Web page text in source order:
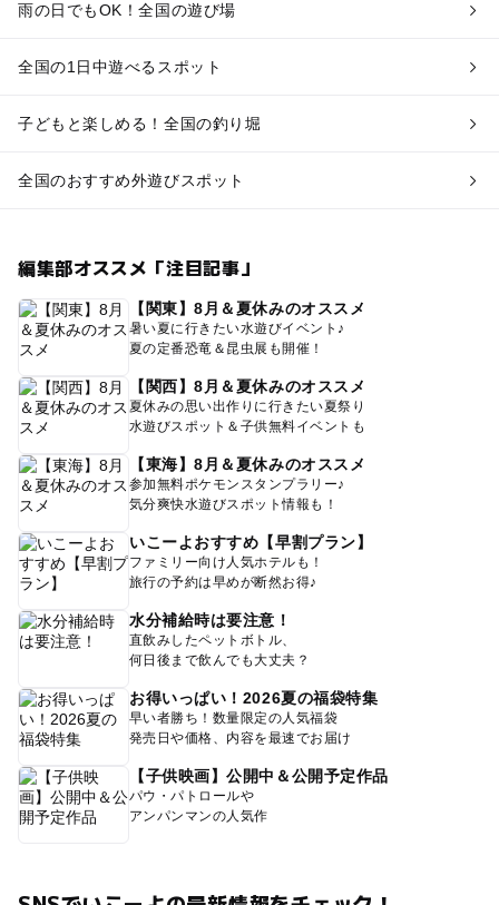
雨の日でもOK！全国の遊び場
全国の1日中遊べるスポット
子どもと楽しめる！全国の釣り堀
全国のおすすめ外遊びスポット
編集部オススメ「注目記事」
【関東】8月＆夏休みのオススメ
暑い夏に行きたい水遊びイベント♪
夏の定番恐竜＆昆虫展も開催！
【関西】8月＆夏休みのオススメ
夏休みの思い出作りに行きたい夏祭り
水遊びスポット＆子供無料イベントも
【東海】8月＆夏休みのオススメ
参加無料ポケモンスタンプラリー♪
気分爽快水遊びスポット情報も！
いこーよおすすめ【早割プラン】
ファミリー向け人気ホテルも！
旅行の予約は早めが断然お得♪
水分補給時は要注意！
直飲みしたペットボトル、
何日後まで飲んでも大丈夫？
お得いっぱい！2026夏の福袋特集
早い者勝ち！数量限定の人気福袋
発売日や価格、内容を最速でお届け
【子供映画】公開中＆公開予定作品
パウ・パトロールや
アンパンマンの人気作